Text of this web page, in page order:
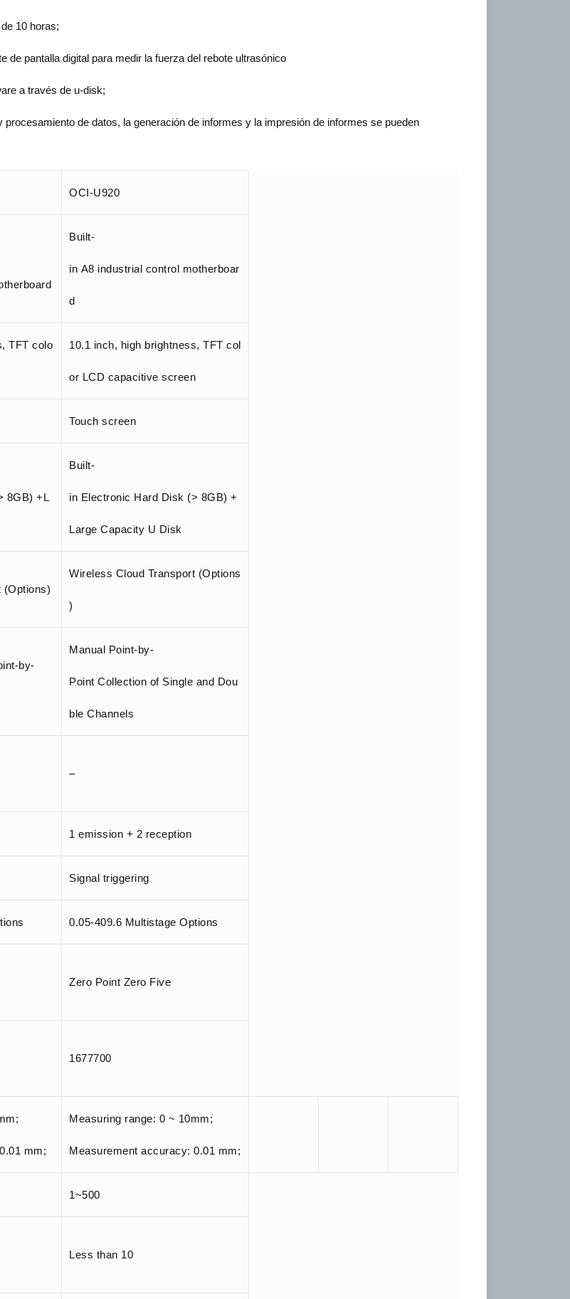
10 horas;
pantalla digital para medir la fuerza del rebote ultrasónico
a través de u-disk;
de datos, la generación de informes y la impresión de informes se pueden
OCI-U920
Built-
in A8 industrial control motherboar
d
TFT colo 10.1 inch, high brightness, TFT col
or LCD capacitive screen
Touch screen
8GB) +L
Built-
in Electronic Hard Disk (> 8GB) +
Large Capacity U Disk
(Options)
Wireless Cloud Transport (Options
)
by-
Manual Point-by-
Point Collection of Single and Dou
ble Channels
–
1 emission + 2 reception
Signal triggering
0.05-409.6 Multistage Options
Zero Point Zero Five
1677700
mm;
Measuring range: 0 ~ 10mm;
Measurement accuracy: 0.01 mm;
1~500
Less than 10